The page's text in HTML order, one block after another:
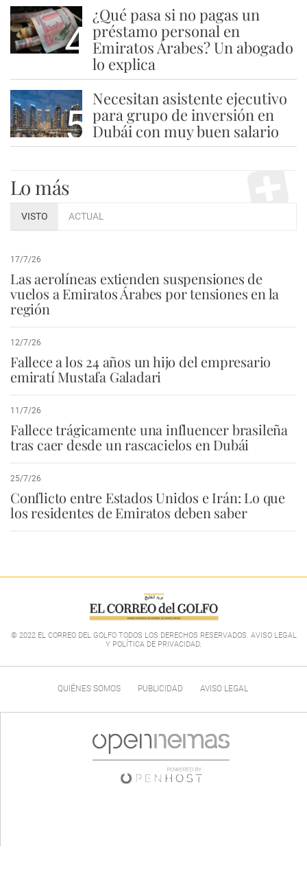
4
¿Qué pasa si no pagas un
préstamo personal en
Emiratos Árabes? Un abogado
lo explica
5
Necesitan asistente ejecutivo
para grupo de inversión en
Dubái con muy buen salario
Lo más
VISTO ACTUAL
17/7/26
Las aerolíneas extienden suspensiones de
vuelos a Emiratos Árabes por tensiones en la
región
12/7/26
Fallece a los 24 años un hijo del empresario
emiratí Mustafa Galadari
11/7/26
Fallece trágicamente una influencer brasileña
tras caer desde un rascacielos en Dubái
25/7/26
Conflicto entre Estados Unidos e Irán: Lo que
los residentes de Emiratos deben saber
© 2022 EL CORREO DEL GOLFO TODOS LOS DERECHOS RESERVADOS. AVISO LEGAL
Y POLÍTICA DE PRIVACIDAD.
QUIÉNES SOMOS PUBLICIDAD AVISO LEGAL